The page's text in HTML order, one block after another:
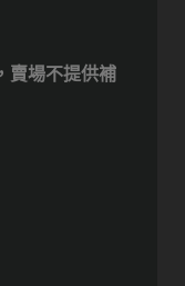
賣場不提供補